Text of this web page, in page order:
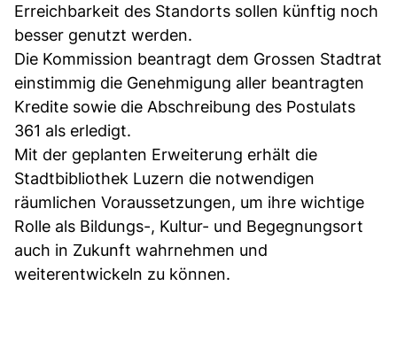
Erreichbarkeit des Standorts sollen künftig noch
besser genutzt werden.
Die Kommission beantragt dem Grossen Stadtrat
einstimmig die Genehmigung aller beantragten
Kredite sowie die Abschreibung des Postulats
361 als erledigt.
Mit der geplanten Erweiterung erhält die
Stadtbibliothek Luzern die notwendigen
räumlichen Voraussetzungen, um ihre wichtige
Rolle als Bildungs-, Kultur- und Begegnungsort
auch in Zukunft wahrnehmen und
weiterentwickeln zu können.